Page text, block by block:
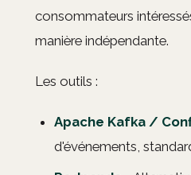
consommateurs
manière indépendante.
Les outils :
Apache Kafka /
d'événements,